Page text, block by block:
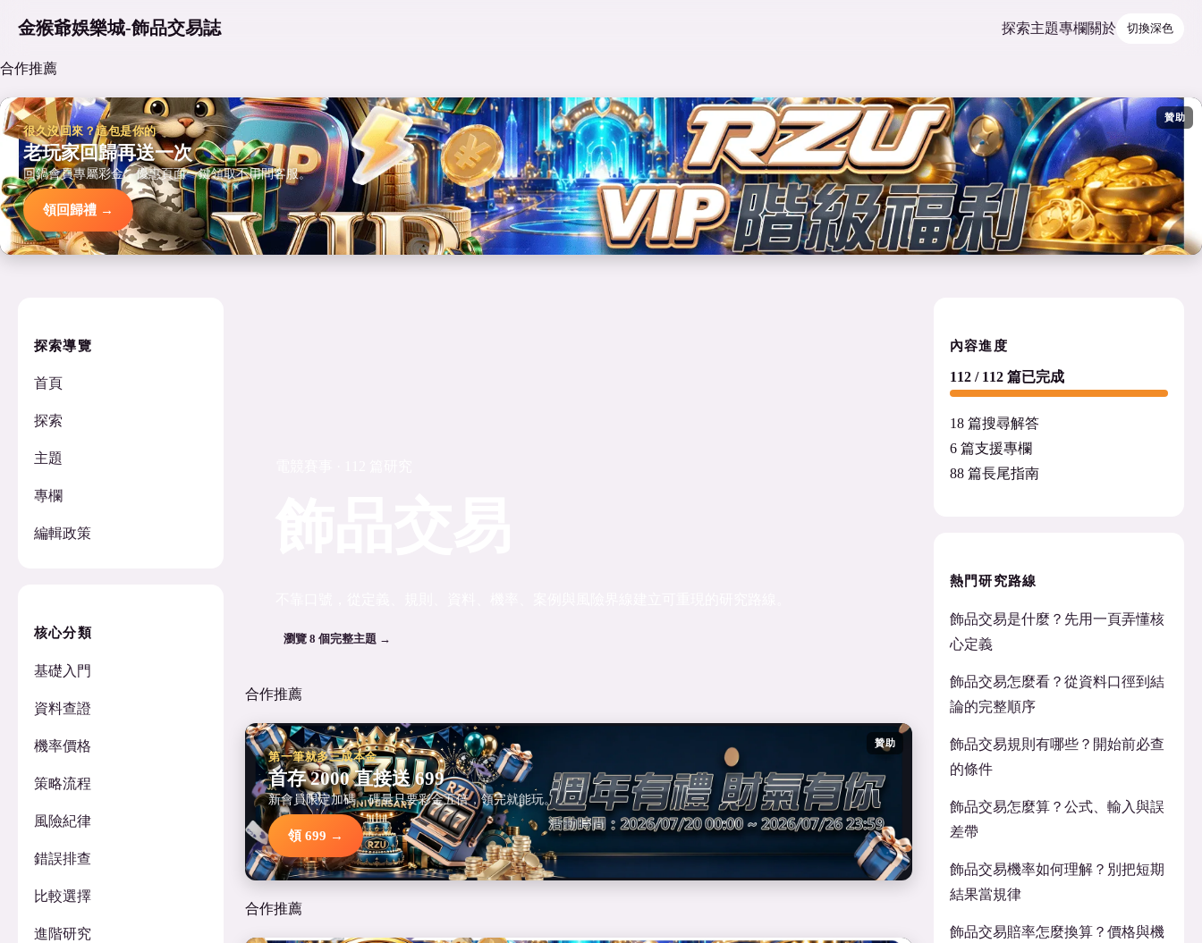
金猴爺娛樂城-飾品交易誌 探索主題專欄關於 切換深色
合作推薦
贊助
很久沒回來？這包是你的
老玩家回歸再送一次
回鍋會員專屬彩金，優惠頁面一鍵領取不用問客服。
領回歸禮 →
探索導覽
首頁
探索
主題
專欄
編輯政策
核心分類
基礎入門
資料查證
機率價格
策略流程
風險紀律
錯誤排查
比較選擇
進階研究
瀏覽 8 個完整主題 →
合作推薦
贊助
第一筆就多三成本金
首存 2000 直接送 699
新會員限定加碼，碼量只要彩金五倍，領完就能玩。
領 699 →
合作推薦
內容進度
112 / 112 篇已完成
18 篇搜尋解答
6 篇支援專欄
88 篇長尾指南
熱門研究路線
飾品交易是什麼？先用一頁弄懂核
心定義
飾品交易怎麼看？從資料口徑到結
論的完整順序
飾品交易規則有哪些？開始前必查
的條件
飾品交易怎麼算？公式、輸入與誤
差帶
飾品交易機率如何理解？別把短期
結果當規律
飾品交易賠率怎麼換算？價格與機